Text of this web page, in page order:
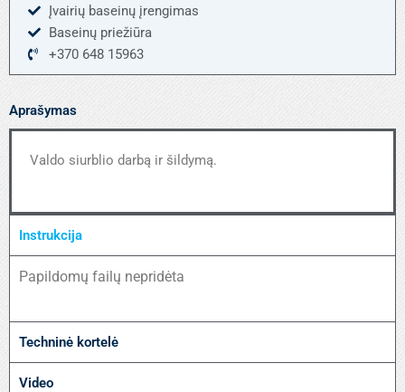
Įvairių baseinų įrengimas
Baseinų priežiūra
+370 648 15963
Aprašymas
Valdo siurblio darbą ir šildymą.
Instrukcija
Papildomų failų nepridėta
Techninė kortelė
Video